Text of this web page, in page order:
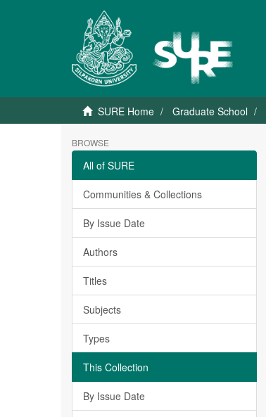
SURE Home Graduate School
BROWSE
All of SURE
Communities & Collections
By Issue Date
Authors
Titles
Subjects
Types
This Collection
By Issue Date